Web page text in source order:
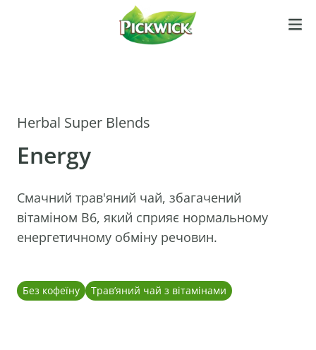
Herbal Super Blends
Energy
Смачний трав'яний чай, збагачений
вітаміном B6, який сприяє нормальному
енергетичному обміну речовин.
Без кофеїну Трав’яний чай з вітамінами